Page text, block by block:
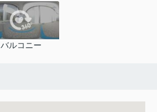
バルコニー